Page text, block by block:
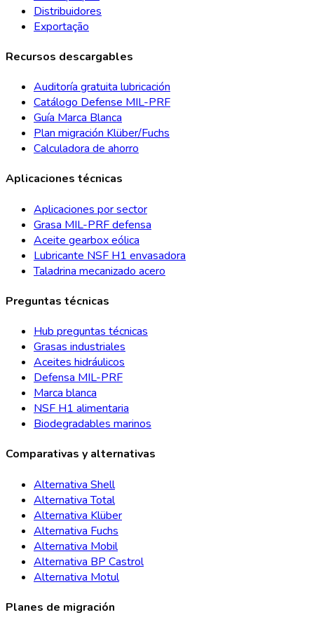
Distribuidores
Exportação
Recursos descargables
Auditoría gratuita lubricación
Catálogo Defense MIL-PRF
Guía Marca Blanca
Plan migración Klüber/Fuchs
Calculadora de ahorro
Aplicaciones técnicas
Aplicaciones por sector
Grasa MIL-PRF defensa
Aceite gearbox eólica
Lubricante NSF H1 envasadora
Taladrina mecanizado acero
Preguntas técnicas
Hub preguntas técnicas
Grasas industriales
Aceites hidráulicos
Defensa MIL-PRF
Marca blanca
NSF H1 alimentaria
Biodegradables marinos
Comparativas y alternativas
Alternativa Shell
Alternativa Total
Alternativa Klüber
Alternativa Fuchs
Alternativa Mobil
Alternativa BP Castrol
Alternativa Motul
Planes de migración